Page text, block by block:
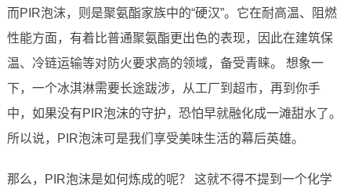
而PIR泡沫，则是聚氨酯家族中的“硬汉”。它在耐高温、阻燃
性能方面，有着比普通聚氨酯更出色的表现，因此在建筑保
温、冷链运输等对防火要求高的领域，备受青睐。 想象一
下，一个冰淇淋需要长途跋涉，从工厂到超市，再到你手
中，如果没有PIR泡沫的守护，恐怕早就融化成一滩甜水了。
所以说，PIR泡沫可是我们享受美味生活的幕后英雄。
那么，PIR泡沫是如何炼成的呢？ 这就不得不提到一个化学